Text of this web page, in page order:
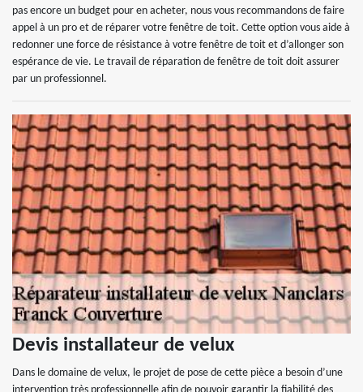
pas encore un budget pour en acheter, nous vous recommandons de faire
appel à un pro et de réparer votre fenêtre de toit. Cette option vous aide à
redonner une force de résistance à votre fenêtre de toit et d’allonger son
espérance de vie. Le travail de réparation de fenêtre de toit doit assurer
par un professionnel.
Devis installateur de velux
Dans le domaine de velux, le projet de pose de cette pièce a besoin d’une